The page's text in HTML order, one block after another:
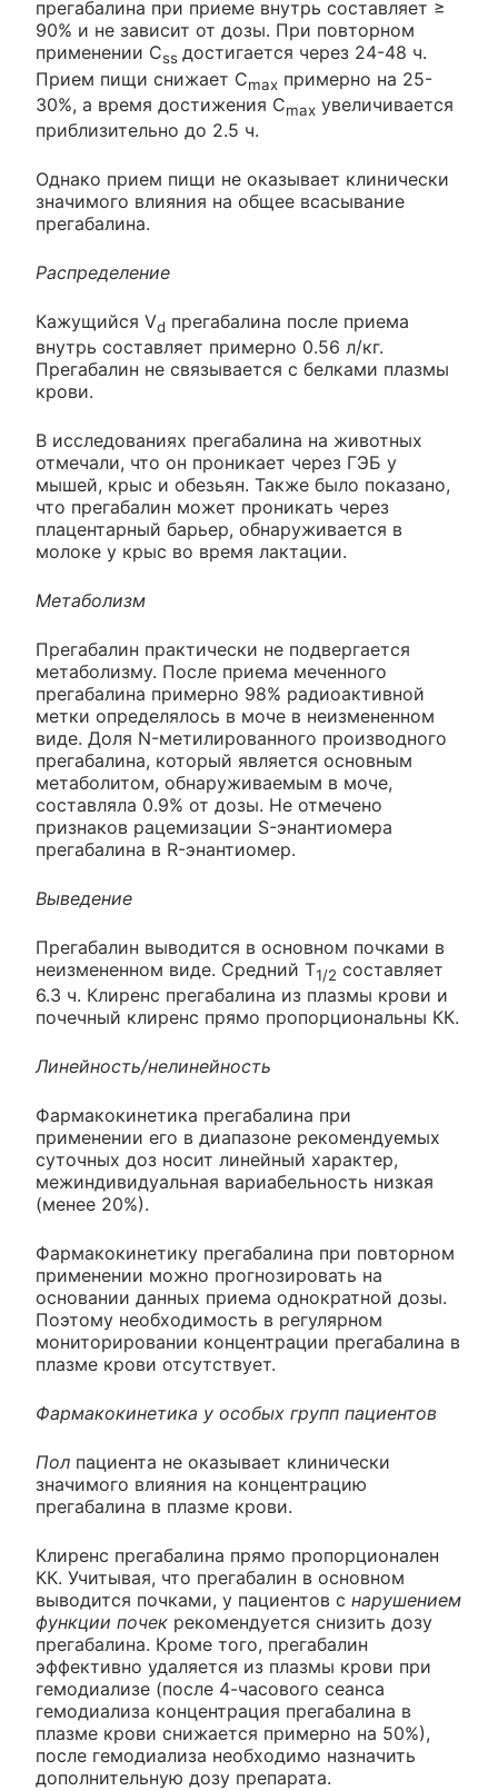
прегабалина при приеме внутрь составляет ≥
90% и не зависит от дозы. При повторном
применении Css достигается через 24-48 ч.
Прием пищи снижает Cmax примерно на 25-
30%, а время достижения Cmax увеличивается
приблизительно до 2.5 ч.
Однако прием пищи не оказывает клинически
значимого влияния на общее всасывание
прегабалина.
Распределение
Кажущийся Vd прегабалина после приема
внутрь составляет примерно 0.56 л/кг.
Прегабалин не связывается с белками плазмы
крови.
В исследованиях прегабалина на животных
отмечали, что он проникает через ГЭБ у
мышей, крыс и обезьян. Также было показано,
что прегабалин может проникать через
плацентарный барьер, обнаруживается в
молоке у крыс во время лактации.
Метаболизм
Прегабалин практически не подвергается
метаболизму. После приема меченного
прегабалина примерно 98% радиоактивной
метки определялось в моче в неизмененном
виде. Доля N-метилированного производного
прегабалина, который является основным
метаболитом, обнаруживаемым в моче,
составляла 0.9% от дозы. Не отмечено
признаков рацемизации S-энантиомера
прегабалина в R-энантиомер.
Выведение
Прегабалин выводится в основном почками в
неизмененном виде. Средний T1/2 составляет
6.3 ч. Клиренс прегабалина из плазмы крови и
почечный клиренс прямо пропорциональны КК.
Линейность/нелинейность
Фармакокинетика прегабалина при
применении его в диапазоне рекомендуемых
суточных доз носит линейный характер,
межиндивидуальная вариабельность низкая
(менее 20%).
Фармакокинетику прегабалина при повторном
применении можно прогнозировать на
основании данных приема однократной дозы.
Поэтому необходимость в регулярном
мониторировании концентрации прегабалина в
плазме крови отсутствует.
Фармакокинетика у особых групп пациентов
Пол пациента не оказывает клинически
значимого влияния на концентрацию
прегабалина в плазме крови.
Клиренс прегабалина прямо пропорционален
КК. Учитывая, что прегабалин в основном
выводится почками, у пациентов с нарушением
функции почек рекомендуется снизить дозу
прегабалина. Кроме того, прегабалин
эффективно удаляется из плазмы крови при
гемодиализе (после 4-часового сеанса
гемодиализа концентрация прегабалина в
плазме крови снижается примерно на 50%),
после гемодиализа необходимо назначить
дополнительную дозу препарата.